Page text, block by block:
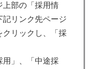
上部の「採用情
リンク先ページ
クリックし、「採
用」、「中途採